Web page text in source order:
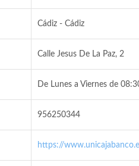
Cádiz - Cádiz
Calle Jesus De La Paz, 2
De Lunes a Viernes de
956250344
https://